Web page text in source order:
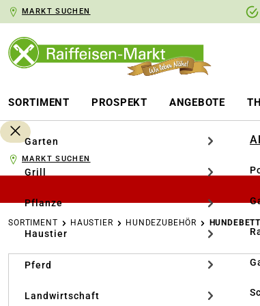
Zur Hauptnavigation springen
MARKT SUCHEN
SORTIMENT PROSPEKT ANGEBOTE
Garten
Grill
Pflanze
Haustier
Pferd
Landwirtschaft
MARKT SUCHEN
SORTIMENT HAUSTIER HUNDEZUBEHÖR
Bildergalerie überspringen